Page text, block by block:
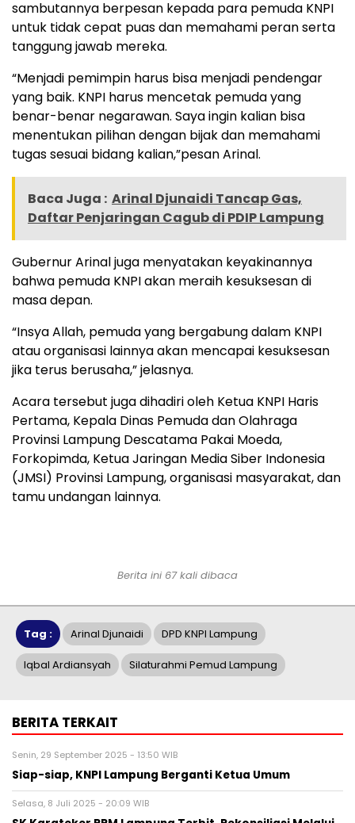
sambutannya berpesan kepada para pemuda KNPI
untuk tidak cepat puas dan memahami peran serta
tanggung jawab mereka.
“Menjadi pemimpin harus bisa menjadi pendengar
yang baik. KNPI harus mencetak pemuda yang
benar-benar negarawan. Saya ingin kalian bisa
menentukan pilihan dengan bijak dan memahami
tugas sesuai bidang kalian,”pesan Arinal.
Baca Juga : Arinal Djunaidi Tancap Gas,
Daftar Penjaringan Cagub di PDIP Lampung
Gubernur Arinal juga menyatakan keyakinannya
bahwa pemuda KNPI akan meraih kesuksesan di
masa depan.
“Insya Allah, pemuda yang bergabung dalam KNPI
atau organisasi lainnya akan mencapai kesuksesan
jika terus berusaha,” jelasnya.
Acara tersebut juga dihadiri oleh Ketua KNPI Haris
Pertama, Kepala Dinas Pemuda dan Olahraga
Provinsi Lampung Descatama Pakai Moeda,
Forkopimda, Ketua Jaringan Media Siber Indonesia
(JMSI) Provinsi Lampung, organisasi masyarakat, dan
tamu undangan lainnya.
Berita ini 67 kali dibaca
Tag : Arinal Djunaidi DPD KNPI Lampung
Iqbal Ardiansyah Silaturahmi Pemud Lampung
BERITA TERKAIT
Senin, 29 September 2025 - 13:50 WIB
Siap-siap, KNPI Lampung Berganti Ketua Umum
Selasa, 8 Juli 2025 - 20:09 WIB